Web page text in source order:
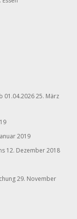
01.04.202625. März
2019
12. Dezember 2018
29. November